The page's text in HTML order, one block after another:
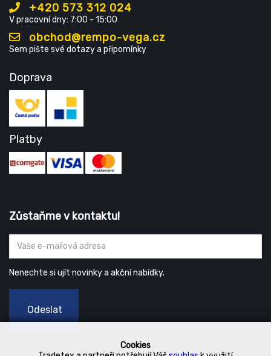
Cookies
+420 573 312 024
V pracovní dny: 7:00 - 15:00
obchod@rempo-vega.cz
Sem pište své dotazy a připomínky
Doprava
Platby
Zůstaňme v kontaktu!
Nenechte si ujít novinky a akční nabídky.
Odeslat